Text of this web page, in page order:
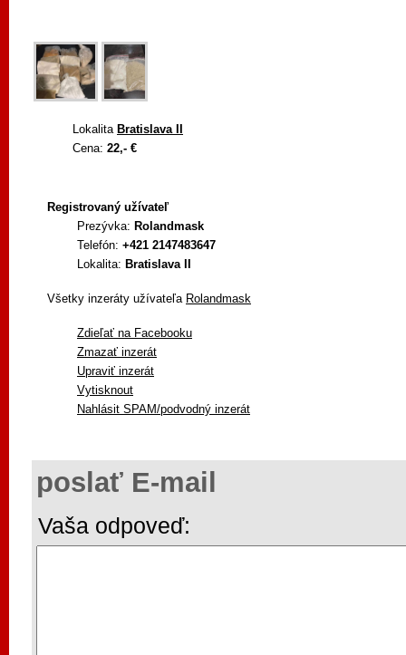
Lokalita Bratislava II
Cena: 22,- €
Registrovaný užívateľ
Prezývka: Rolandmask
Telefón: +421 2147483647
Lokalita: Bratislava II
Všetky inzeráty užívateľa Rolandmask
Zdieľať na Facebooku
Zmazať inzerát
Upraviť inzerát
Vytisknout
Nahlásit SPAM/podvodný inzerát
poslať E-mail
Vaša odpoveď: